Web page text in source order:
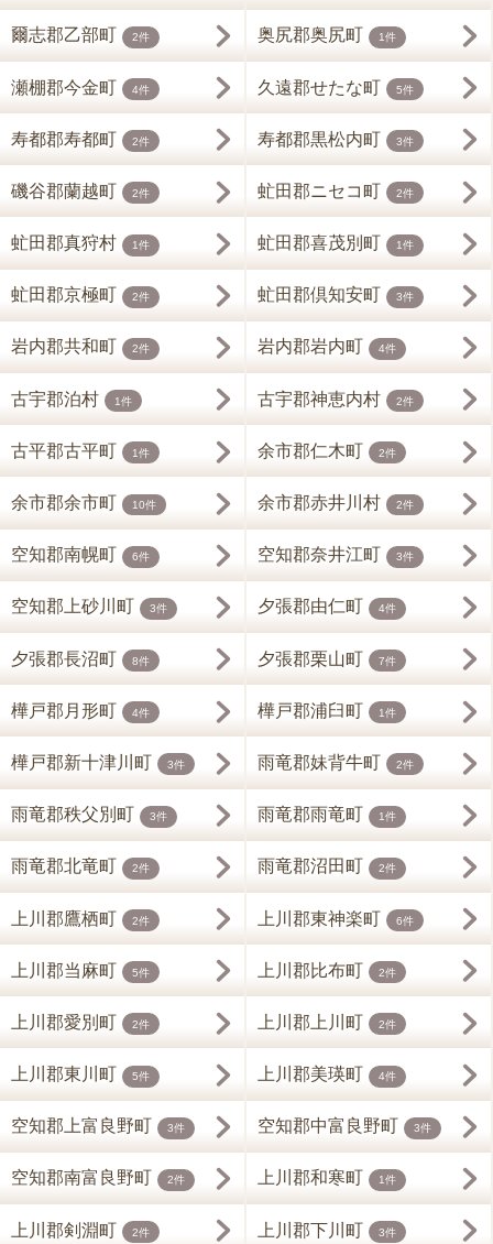
爾志郡乙部町 2件 奥尻郡奥尻町 1件
瀬棚郡今金町 4件 久遠郡せたな町 5件
寿都郡寿都町 2件 寿都郡黒松内町 3件
磯谷郡蘭越町 2件 虻田郡ニセコ町 2件
虻田郡真狩村 1件 虻田郡喜茂別町 1件
虻田郡京極町 2件 虻田郡倶知安町 3件
岩内郡共和町 2件 岩内郡岩内町 4件
古宇郡泊村 1件 古宇郡神恵内村 2件
古平郡古平町 1件 余市郡仁木町 2件
余市郡余市町 10件 余市郡赤井川村 2件
空知郡南幌町 6件 空知郡奈井江町 3件
空知郡上砂川町 3件 夕張郡由仁町 4件
夕張郡長沼町 8件 夕張郡栗山町 7件
樺戸郡月形町 4件 樺戸郡浦臼町 1件
樺戸郡新十津川町 3件 雨竜郡妹背牛町 2件
雨竜郡秩父別町 3件 雨竜郡雨竜町 1件
雨竜郡北竜町 2件 雨竜郡沼田町 2件
上川郡鷹栖町 2件 上川郡東神楽町 6件
上川郡当麻町 5件 上川郡比布町 2件
上川郡愛別町 2件 上川郡上川町 2件
上川郡東川町 5件 上川郡美瑛町 4件
空知郡上富良野町 3件 空知郡中富良野町 3件
空知郡南富良野町 2件 上川郡和寒町 1件
上川郡剣淵町 2件 上川郡下川町 3件